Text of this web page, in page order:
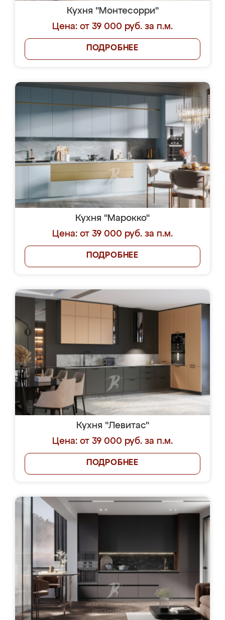
Кухня "Монтесорри"
Цена: от 39 000 руб. за п.м.
ПОДРОБНЕЕ
Кухня "Марокко"
Цена: от 39 000 руб. за п.м.
ПОДРОБНЕЕ
Кухня "Левитас"
Цена: от 39 000 руб. за п.м.
ПОДРОБНЕЕ